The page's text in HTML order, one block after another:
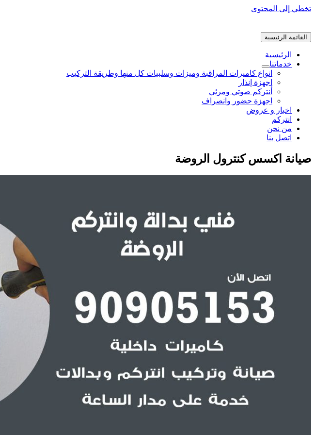
تخطي إلى المحتوى
القائمة الرئيسية
الرئيسية
خدماتنا
انواع كاميرات المراقبة وميزات وسلبيات كل منها وطريقة التركيب
اجهزة إنذار
أنتركم صوتي ومرئي
اجهزة حضور وانصراف
اخبار و عروض
انتركم
من نحن
اتصل بنا
صيانة اكسس كنترول الروضة